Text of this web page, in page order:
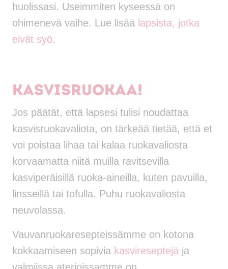
huolissasi. Useimmiten kyseessä on
ohimenevä vaihe. Lue lisää lapsista, jotka
eivät syö.
Kasvisruokaa!
Jos päätät, että lapsesi tulisi noudattaa
kasvisruokavaliota, on tärkeää tietää, että et
voi poistaa lihaa tai kalaa ruokavaliosta
korvaamatta niitä muilla ravitsevilla
kasviperäisillä ruoka-aineilla, kuten pavuilla,
linsseillä tai tofulla. Puhu ruokavaliosta
neuvolassa.
Vauvanruokaresepteissämme on kotona
kokkaamiseen sopivia kasvireseptejä ja